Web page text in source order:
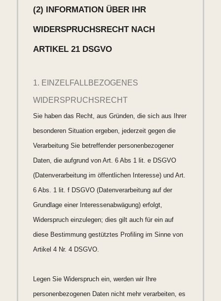
(2) INFORMATION ÜBER IHR
WIDERSPRUCHSRECHT NACH
ARTIKEL 21 DSGVO
1. EINZELFALLBEZOGENES
WIDERSPRUCHSRECHT
Sie haben das Recht, aus Gründen, die sich aus Ihrer
besonderen Situation ergeben, jederzeit gegen die
Verarbeitung Sie betreffender personenbezogener
Daten, die aufgrund von Art. 6 Abs 1 lit. e DSGVO
(Datenverarbeitung im öffentlichen Interesse) und Art.
6 Abs. 1 lit. f DSGVO (Datenverarbeitung auf der
Grundlage einer Interessenabwägung) erfolgt,
Widerspruch einzulegen; dies gilt auch für ein auf
diese Bestimmung gestütztes Profiling im Sinne von
Artikel 4 Nr. 4 DSGVO.
Legen Sie Widerspruch ein, werden wir Ihre
personenbezogenen Daten nicht mehr verarbeiten, es